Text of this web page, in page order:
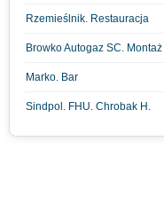
Rzemieślnik. Restauracja
Browko Autogaz SC.
Marko. Bar
Sindpol. FHU. Chrobak H.